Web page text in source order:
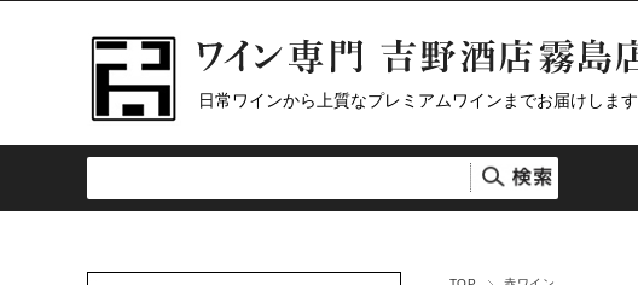
日常ワインから上質なプレミアムワインまでお届けします